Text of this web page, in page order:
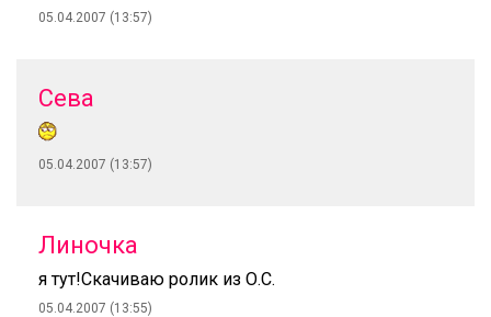
05.04.2007 (13:57)
Сева
05.04.2007 (13:57)
Линочка
я тут!Скачиваю ролик из О.С.
05.04.2007 (13:55)